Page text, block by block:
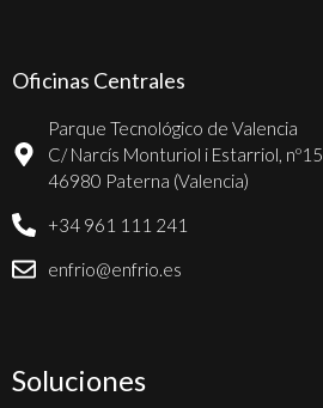
Oficinas Centrales
Parque Tecnológico de Valencia
C/ Narcís Monturiol i Estarriol, nº15
46980 Paterna (Valencia)
+34 961 111 241
enfrio@enfrio.es
Soluciones